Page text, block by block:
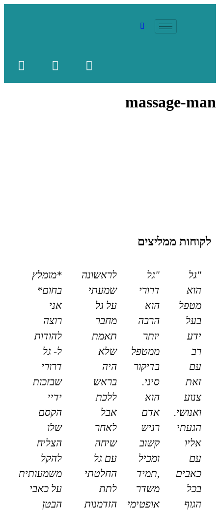
massage-man
לקוחות ממליצים
"גל
הוא
מטפל
בעל
ידע
רב
עם
זאת
צנוע
ואנושי.
הגעתי
אליו
עם
כאבים
בכל
הגוף
"גל
דרורי
הוא
הרבה
יותר
ממטפל
בדיקור
סיני.
הוא
אדם
רגיש
קשוב
ומכיל
,תמיד
משדר
אופטימיות
לראשונה
שמעתי
על גל
מחבר
תאמת
שלא
היה
בראש
ללכת
אבל
לאחר
שיחה
עם גל
החלטתי
לתת
הזדמנות
*מומלץ
בחום*
אני
רוצה
להודות
ל- גל
דרורי
שבזכות
ידיי
הקסם
שלו
הצליח
להקל
משמעותית
על כאבי
הבטן